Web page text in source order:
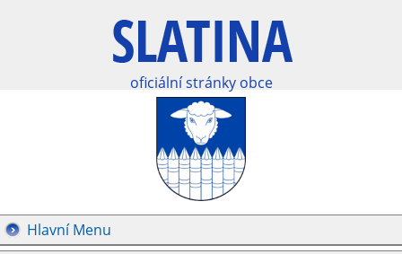
oficiální stránky obce
Hlavní Menu